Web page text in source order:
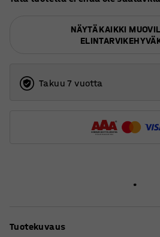
NÄYTÄ KAIKKI
Takuu 7 vuotta
Tuotekuvaus